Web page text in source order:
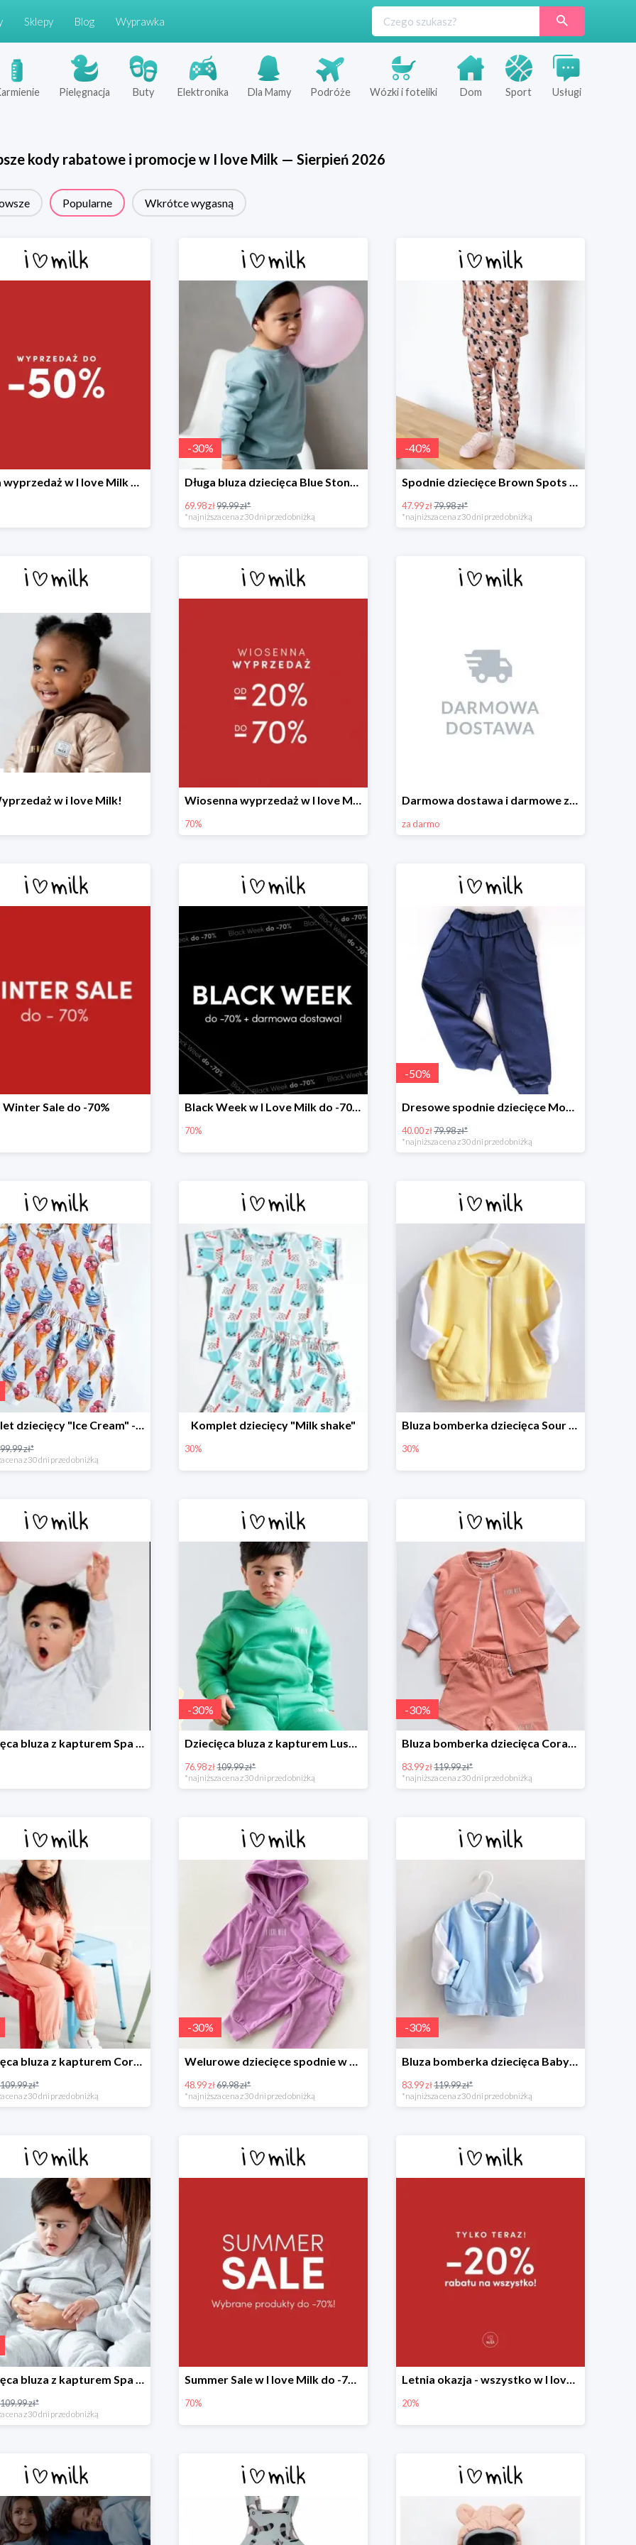
Sklepy Blog Wyprawka
Pielęgnacja Buty Elektronika Dla Mamy Podróże Wózki i foteliki Dom Sport Usługi
kody rabatowe i promocje w I love Milk — Sierpień 2026
Popularne Wkrótce wygasną
Letnia wyprzedaż w I love Milk do -50%
-30%
Długa bluza dziecięca Blue Stone ILM
69.98 zł99.99 zł*
*najniższa cena z 30 dni przed obniżką
-40%
Spodnie dziecięce Brown Spots print
47.99 zł79.98 zł*
*najniższa cena z 30 dni przed obniżką
w i love Milk! Wiosenna wyprzedaż w I love Milk do -70%
70%
Darmowa dostawa i darmowe zwroty w I love Milk
za darmo
Winter Sale do -70% Black Week w I Love Milk do -70%
70%
-50%
Dresowe spodnie dziecięce Monaco Navy -50%
40.00 zł79.98 zł*
*najniższa cena z 30 dni przed obniżką
Komplet dziecięcy "Ice Cream" -30%
99.99 zł*
cena z 30 dni przed obniżką
Komplet dziecięcy "Milk shake"
30%
Bluza bomberka dziecięca Sour Yellow
30%
Dziecięca bluza z kapturem Spa Melange
-30%
Dziecięca bluza z kapturem Lush Green -30%
76.98 zł109.99 zł*
*najniższa cena z 30 dni przed obniżką
-30%
Bluza bomberka dziecięca Coral Blush -30%
83.99 zł119.99 zł*
*najniższa cena z 30 dni przed obniżką
Dziecięca bluza z kapturem Coral Blush -30%
109.99 zł*
cena z 30 dni przed obniżką
-30%
Welurowe dziecięce spodnie w kolorze Lila -30%
48.99 zł69.98 zł*
*najniższa cena z 30 dni przed obniżką
-30%
Bluza bomberka dziecięca Baby Blue -30%
83.99 zł119.99 zł*
*najniższa cena z 30 dni przed obniżką
Dziecięca bluza z kapturem Spa Melange -30%
109.99 zł*
cena z 30 dni przed obniżką
Summer Sale w I love Milk do -70%
70%
Letnia okazja - wszystko w I love Milk -20%
20%